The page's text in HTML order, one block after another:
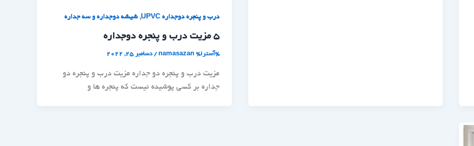
درب و پنجره دوجداره UPVC ,شیشه دوجداره و سه جداره
5 مزیت درب و پنجره دوجداره
%آسترا% namasazan
/دسامبر 25, 2022
مزیت درب و پنجره دو جداره مزیت درب و پنجره دو
جداره بر کسی پوشیده نیست که پنجره ها و